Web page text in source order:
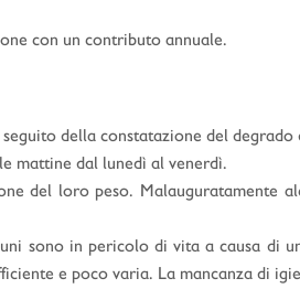
con un contributo annuale.
della constatazione del
mattine dal lunedì al venerdì.
del loro peso. Malauguratamente
sono in pericolo di vita a causa di
e poco varia. La mancanza di